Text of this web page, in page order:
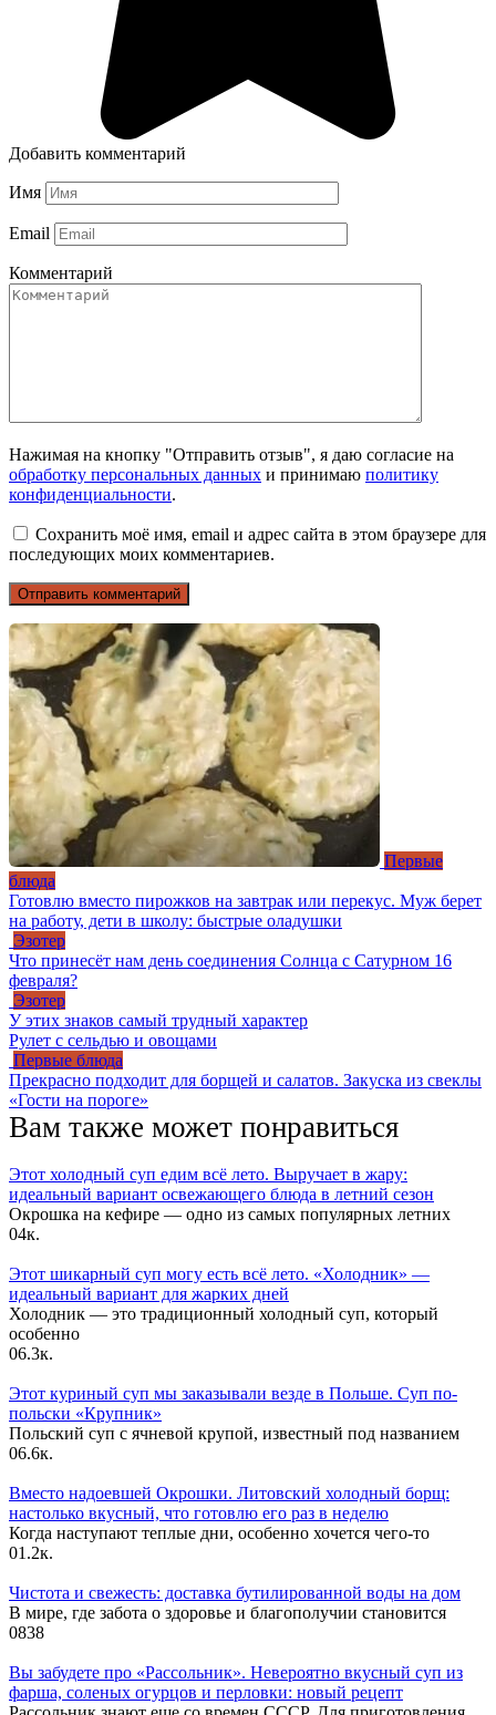
Добавить комментарий
Имя
Email
Комментарий
Нажимая на кнопку "Отправить отзыв", я даю согласие на
обработку персональных данных и принимаю политику
конфиденциальности.
Сохранить моё имя, email и адрес сайта в этом браузере для
последующих моих комментариев.
Первые
блюда
Готовлю вместо пирожков на завтрак или перекус. Муж берет
на работу, дети в школу: быстрые оладушки
Эзотер
Что принесёт нам день соединения Солнца с Сатурном 16
февраля?
Эзотер
У этих знаков самый трудный характер
Рулет с сельдью и овощами
Первые блюда
Прекрасно подходит для борщей и салатов. Закуска из свеклы
«Гости на пороге»
Вам также может понравиться
Этот холодный суп едим всё лето. Выручает в жару:
идеальный вариант освежающего блюда в летний сезон
Окрошка на кефире — одно из самых популярных летних
04к.
Этот шикарный суп могу есть всё лето. «Холодник» —
идеальный вариант для жарких дней
Холодник — это традиционный холодный суп, который
особенно
06.3к.
Этот куриный суп мы заказывали везде в Польше. Суп по-
польски «Крупник»
Польский суп с ячневой крупой, известный под названием
06.6к.
Вместо надоевшей Окрошки. Литовский холодный борщ:
настолько вкусный, что готовлю его раз в неделю
Когда наступают теплые дни, особенно хочется чего-то
01.2к.
Чистота и свежесть: доставка бутилированной воды на дом
В мире, где забота о здоровье и благополучии становится
0838
Вы забудете про «Рассольник». Невероятно вкусный суп из
фарша, соленых огурцов и перловки: новый рецепт